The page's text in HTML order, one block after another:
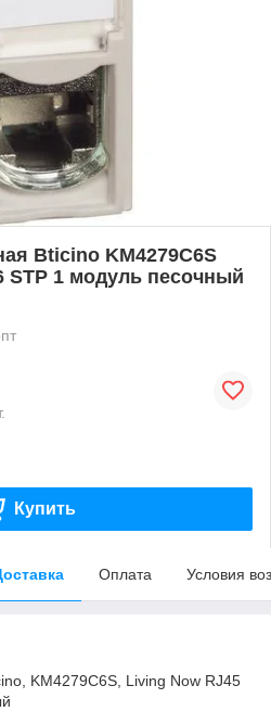
Bticino KM4279C6S
STP 1 модуль песочный
Купить
Оплата Условия
KM4279C6S, Living Now RJ45